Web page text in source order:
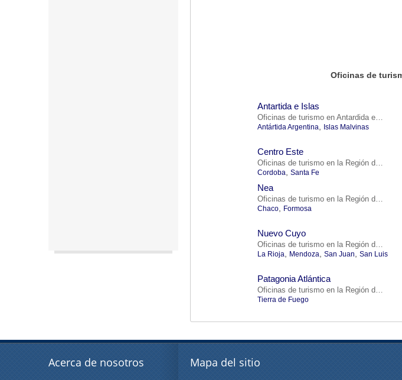
Oficinas de
Antartida e Islas
Oficinas de turismo en Antardida e Islas
Antártida Argentina, Islas Malvinas
Centro Este
Oficinas de turismo en la Región de Centro Este
Cordoba, Santa Fe
Nea
Oficinas de turismo en la Región de Nea
Chaco, Formosa
Nuevo Cuyo
Oficinas de turismo en la Región de Nuevo Cuyo
La Rioja, Mendoza, San Juan, San Luis
Patagonia Atlántica
Oficinas de turismo en la Región de Patagonia Atlántica
Tierra de Fuego
Acerca de nosotros Mapa del sitio